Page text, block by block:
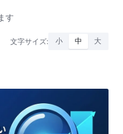
す
文字サイズ: 小 中 大